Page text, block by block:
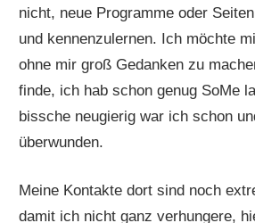
nicht, neue Programme oder
und kennenzulernen. Ich möchte
ohne mir groß Gedanken zu
finde, ich hab schon genug SoMe
bissche neugierig war ich schon
überwunden.
Meine Kontakte dort sind noch
damit ich nicht ganz verhungere,